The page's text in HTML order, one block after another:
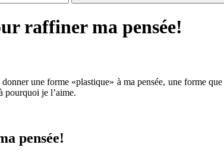
raffiner ma pensée!
une forme «plastique» à ma pensée, une forme
pourquoi je l’aime.
pensée!